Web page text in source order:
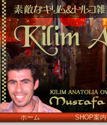
ホーム SHOP案内